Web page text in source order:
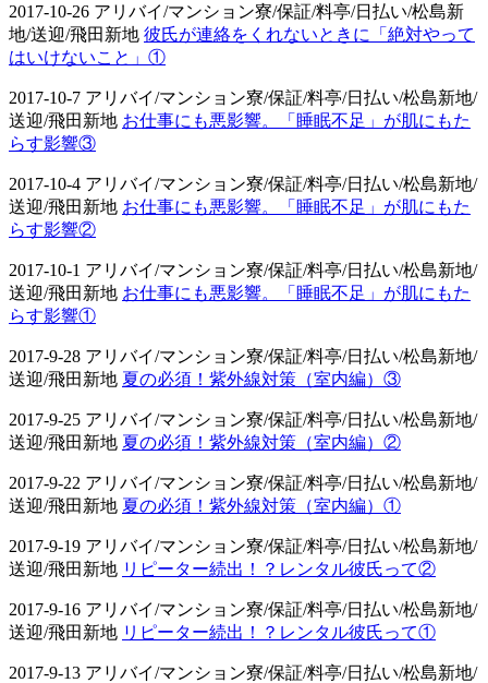
2017-10-26 アリバイ/マンション寮/保証/料亭/日払い/松島新
地/送迎/飛田新地 彼氏が連絡をくれないときに「絶対やって
はいけないこと」①
2017-10-7 アリバイ/マンション寮/保証/料亭/日払い/松島新地/
送迎/飛田新地 お仕事にも悪影響。「睡眠不足」が肌にもた
らす影響③
2017-10-4 アリバイ/マンション寮/保証/料亭/日払い/松島新地/
送迎/飛田新地 お仕事にも悪影響。「睡眠不足」が肌にもた
らす影響②
2017-10-1 アリバイ/マンション寮/保証/料亭/日払い/松島新地/
送迎/飛田新地 お仕事にも悪影響。「睡眠不足」が肌にもた
らす影響①
2017-9-28 アリバイ/マンション寮/保証/料亭/日払い/松島新地/
送迎/飛田新地 夏の必須！紫外線対策（室内編）③
2017-9-25 アリバイ/マンション寮/保証/料亭/日払い/松島新地/
送迎/飛田新地 夏の必須！紫外線対策（室内編）②
2017-9-22 アリバイ/マンション寮/保証/料亭/日払い/松島新地/
送迎/飛田新地 夏の必須！紫外線対策（室内編）①
2017-9-19 アリバイ/マンション寮/保証/料亭/日払い/松島新地/
送迎/飛田新地 リピーター続出！？レンタル彼氏って②
2017-9-16 アリバイ/マンション寮/保証/料亭/日払い/松島新地/
送迎/飛田新地 リピーター続出！？レンタル彼氏って①
2017-9-13 アリバイ/マンション寮/保証/料亭/日払い/松島新地/